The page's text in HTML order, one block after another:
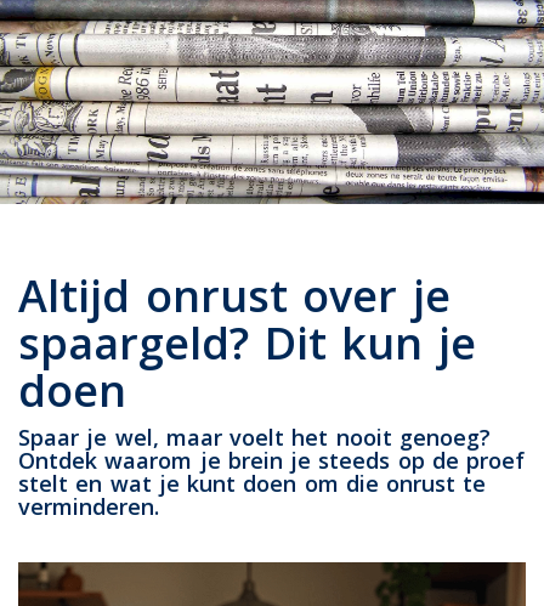
Altijd onrust over je
spaargeld? Dit kun je
doen
Spaar je wel, maar voelt het nooit genoeg?
Ontdek waarom je brein je steeds op de proef
stelt en wat je kunt doen om die onrust te
verminderen.